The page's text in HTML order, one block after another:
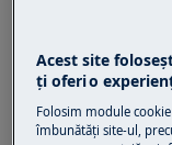
Înainte de
Aveți
pentru aparatele
Acest site
ţi oferi o
Folosim module
îmbunătăţi site-ul,